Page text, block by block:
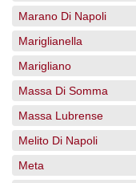
Marano Di Napoli
Mariglianella
Marigliano
Massa Di Somma
Massa Lubrense
Melito Di Napoli
Meta